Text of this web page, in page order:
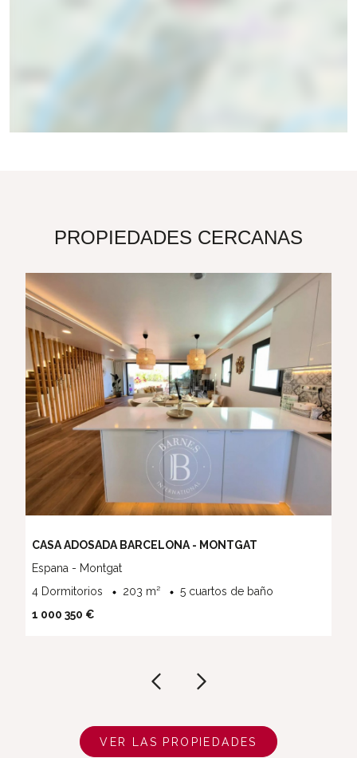
PROPIEDADES CERCANAS
CASA ADOSADA BARCELONA - MONTGAT
Espana - Montgat
4 Dormitorios
203 m²
5 cuartos de baño
1 000 350 €
VER LAS PROPIEDADES